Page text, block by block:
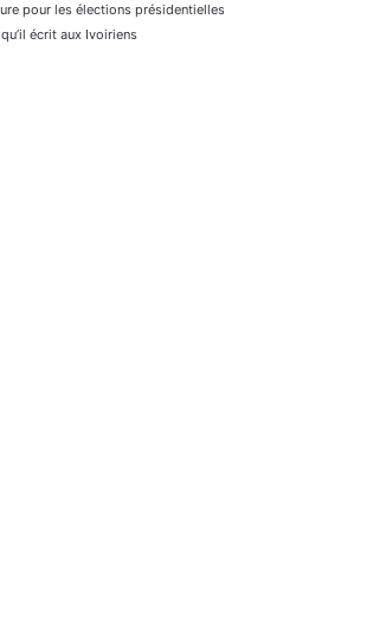
pour les élections présidentielles
écrit aux Ivoiriens